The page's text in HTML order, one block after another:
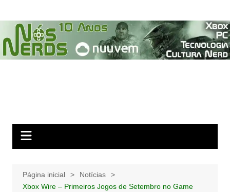
para
conteúdo
Página inicial
Notícias
Xbox Wire – Primeiros Jogos de Setembro no Game